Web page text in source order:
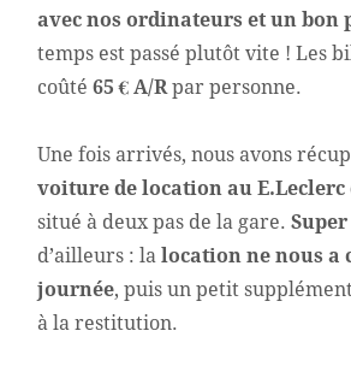
avec nos ordinateurs et un bon
temps est passé plutôt vite ! Les
coûté65 € A/Rpar personne.
Une fois arrivés, nous avons
voiture de location au E.Leclerc
situé à deux pas de la gare.
d’ailleurs : lalocation ne nous a
journée, puis un petit
à la restitution.